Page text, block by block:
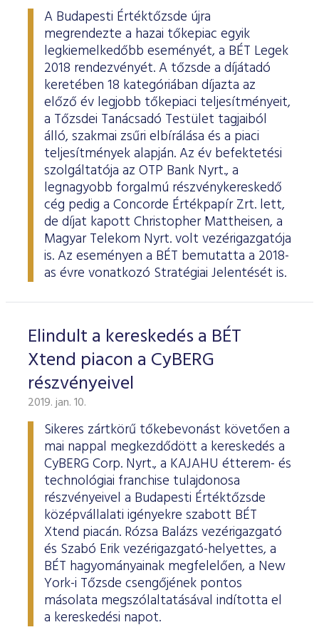
A Budapesti Értéktőzsde újra
megrendezte a hazai tőkepiac egyik
legkiemelkedőbb eseményét, a BÉT Legek
2018 rendezvényét. A tőzsde a díjátadó
keretében 18 kategóriában díjazta az
előző év legjobb tőkepiaci teljesítményeit,
a Tőzsdei Tanácsadó Testület tagjaiból
álló, szakmai zsűri elbírálása és a piaci
teljesítmények alapján. Az év befektetési
szolgáltatója az OTP Bank Nyrt., a
legnagyobb forgalmú részvénykereskedő
cég pedig a Concorde Értékpapír Zrt. lett,
de díjat kapott Christopher Mattheisen, a
Magyar Telekom Nyrt. volt vezérigazgatója
is. Az eseményen a BÉT bemutatta a 2018-
as évre vonatkozó Stratégiai Jelentését is.
Elindult a kereskedés a BÉT
Xtend piacon a CyBERG
részvényeivel
2019. jan. 10.
Sikeres zártkörű tőkebevonást követően a
mai nappal megkezdődött a kereskedés a
CyBERG Corp. Nyrt., a KAJAHU étterem- és
technológiai franchise tulajdonosa
részvényeivel a Budapesti Értéktőzsde
középvállalati igényekre szabott BÉT
Xtend piacán. Rózsa Balázs vezérigazgató
és Szabó Erik vezérigazgató-helyettes, a
BÉT hagyományainak megfelelően, a New
York-i Tőzsde csengőjének pontos
másolata megszólaltatásával indította el
a kereskedési napot.